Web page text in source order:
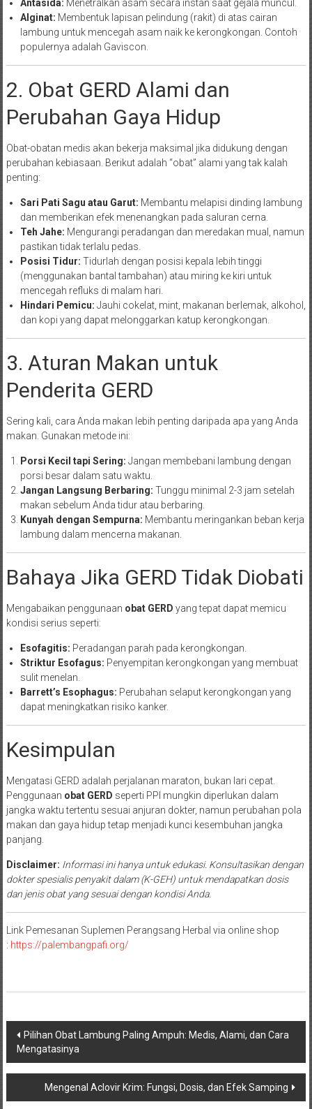
Antasida: Menetralkan asam secara instan saat gejala muncul.
Alginat: Membentuk lapisan pelindung (rakit) di atas cairan
lambung untuk mencegah asam naik ke kerongkongan. Contoh
populernya adalah Gaviscon.
2. Obat GERD Alami dan
Perubahan Gaya Hidup
Obat-obatan medis akan bekerja maksimal jika didukung dengan
perubahan kebiasaan. Berikut adalah “obat” alami yang tak kalah
penting:
Sari Pati Sagu atau Garut: Membantu melapisi dinding lambung
dan memberikan efek menenangkan pada saluran cerna.
Teh Jahe: Mengurangi peradangan dan meredakan mual, namun
pastikan tidak terlalu pedas.
Posisi Tidur: Tidurlah dengan posisi kepala lebih tinggi
(menggunakan bantal tambahan) atau miring ke kiri untuk
mencegah refluks di malam hari.
Hindari Pemicu: Jauhi cokelat, mint, makanan berlemak, alkohol,
dan kopi yang dapat melonggarkan katup kerongkongan.
3. Aturan Makan untuk
Penderita GERD
Sering kali, cara Anda makan lebih penting daripada apa yang Anda
makan. Gunakan metode ini:
Porsi Kecil tapi Sering: Jangan membebani lambung dengan
porsi besar dalam satu waktu.
Jangan Langsung Berbaring: Tunggu minimal 2-3 jam setelah
makan sebelum Anda tidur atau berbaring.
Kunyah dengan Sempurna: Membantu meringankan beban kerja
lambung dalam mencerna makanan.
Bahaya Jika GERD Tidak Diobati
Mengabaikan penggunaan obat GERD yang tepat dapat memicu
kondisi serius seperti:
Esofagitis: Peradangan parah pada kerongkongan.
Striktur Esofagus: Penyempitan kerongkongan yang membuat
sulit menelan.
Barrett’s Esophagus: Perubahan selaput kerongkongan yang
dapat meningkatkan risiko kanker.
Kesimpulan
Mengatasi GERD adalah perjalanan maraton, bukan lari cepat.
Penggunaan obat GERD seperti PPI mungkin diperlukan dalam
jangka waktu tertentu sesuai anjuran dokter, namun perubahan pola
makan dan gaya hidup tetap menjadi kunci kesembuhan jangka
panjang.
Disclaimer: Informasi ini hanya untuk edukasi. Konsultasikan dengan
dokter spesialis penyakit dalam (K-GEH) untuk mendapatkan dosis
dan jenis obat yang sesuai dengan kondisi Anda.
Link Pemesanan Suplemen Perangsang Herbal via online shop
: https://palembangpafi.org/
Navigasi
pos
Pilihan Obat Lambung Paling Ampuh: Medis, Alami, dan Cara
Mengatasinya
Mengenal Aclovir Krim: Fungsi, Dosis, dan Efek Samping